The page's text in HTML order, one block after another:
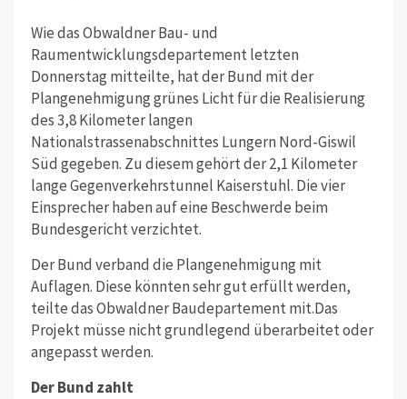
Wie das Obwaldner Bau- und
Raumentwicklungsdepartement letzten
Donnerstag mitteilte, hat der Bund mit der
Plangenehmigung grünes Licht für die Realisierung
des 3,8 Kilometer langen
Nationalstrassenabschnittes Lungern Nord-Giswil
Süd gegeben. Zu diesem gehört der 2,1 Kilometer
lange Gegenverkehrstunnel Kaiserstuhl. Die vier
Einsprecher haben auf eine Beschwerde beim
Bundesgericht verzichtet.
Der Bund verband die Plangenehmigung mit
Auflagen. Diese könnten sehr gut erfüllt werden,
teilte das Obwaldner Baudepartement mit.Das
Projekt müsse nicht grundlegend überarbeitet oder
angepasst werden.
Der Bund zahlt